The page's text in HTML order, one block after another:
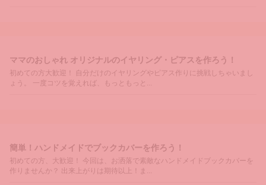
ママのおしゃれ オリジナルのイヤリング・ピアスを作ろう！
初めての方大歓迎！ 自分だけのイヤリングやピアス作りに挑戦しちゃいまし
ょう。 一度コツを覚えれば、もっともっと...
簡単！ハンドメイドでブックカバーを作ろう！
初めての方、大歓迎！ 今回は、お洒落で素敵なハンドメイドブックカバーを
作りませんか？ 出来上がりは期待以上！ま...